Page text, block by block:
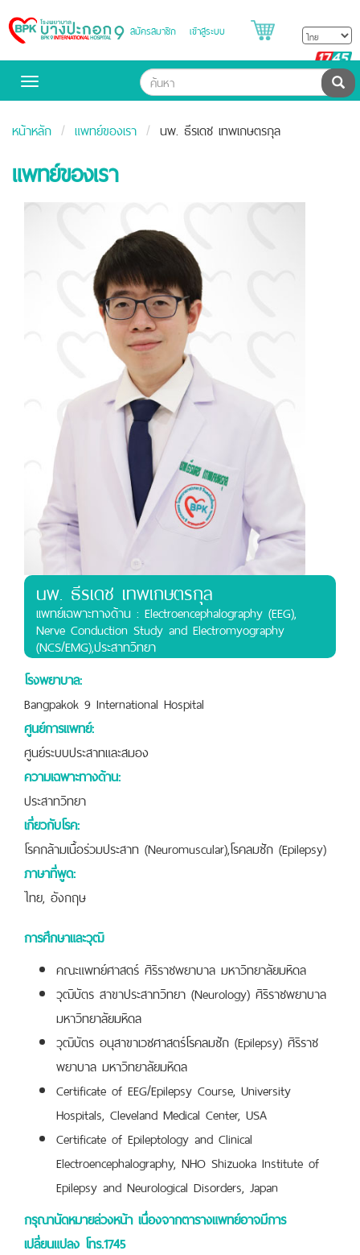
Bangpakok
Hospital
สมัครสมาชิก เข้าสู่ระบบ
Toggle
ค้น
หน้าหลัก แพทย์ของเรา นพ. ธีรเดช เทพเกษตรกุล
แพทย์ของเรา
นพ. ธีรเดช เทพเกษตรกุล
เเพทย์เฉพาะทางด้าน : Electroencephalography (EEG),
Nerve Conduction Study and Electromyography
(NCS/EMG),ประสาทวิทยา
โรงพยาบาล:
Bangpakok 9 International Hospital
ศูนย์การแพทย์:
ศูนย์ระบบประสาทและสมอง
ความเฉพาะทางด้าน:
ประสาทวิทยา
เกี่ยวกับโรค:
โรคกล้ามเนื้อร่วมประสาท (Neuromuscular),โรคลมชัก (Epilepsy)
ภาษาที่พูด:
ไทย, อังกฤษ
การศึกษาและวุฒิ
คณะแพทย์ศาสตร์ ศิริราชพยาบาล มหาวิทยาลัยมหิดล
วุฒิบัตร สาขาประสาทวิทยา (Neurology) ศิริราชพยาบาล
มหาวิทยาลัยมหิดล
วุฒิบัตร อนุสาขาเวชศาสตร์โรคลมชัก (Epilepsy) ศิริราช
พยาบาล มหาวิทยาลัยมหิดล
Certificate of EEG/Epilepsy Course, University
Hospitals, Cleveland Medical Center, USA
Certificate of Epileptology and Clinical
Electroencephalography, NHO Shizuoka Institute of
Epilepsy and Neurological Disorders, Japan
กรุณานัดหมายล่วงหน้า เนื่องจากตารางแพทย์อาจมีการ
เปลี่ยนแปลง โทร.1745